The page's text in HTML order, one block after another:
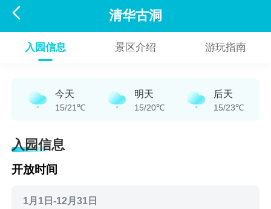
 清华古洞
入园信息 景区介绍 游玩指南
今天
15/21℃
明天
15/20℃
后天
15/23℃
入园信息
开放时间
1月1日-12月31日